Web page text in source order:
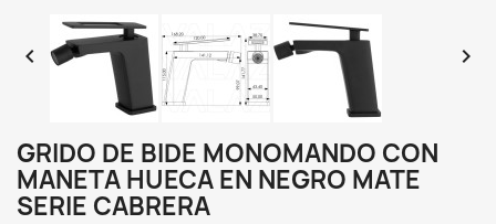
 
GRIDO DE BIDE MONOMANDO CON
MANETA HUECA EN NEGRO MATE
SERIE CABRERA